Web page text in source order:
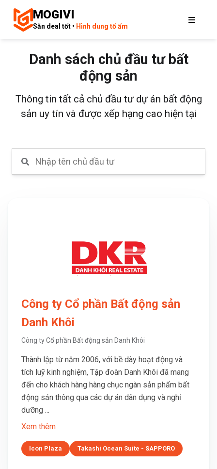
MOGIVI
Săn deal tốt • Hình dung tổ ấm
Danh sách chủ đầu tư bất
động sản
Thông tin tất cả chủ đầu tư dự án bất động
sản uy tín và được xếp hạng cao hiện tại
Công ty Cổ phần Bất động sản
Danh Khôi
Công ty Cổ phần Bất động sản Danh Khôi
Thành lập từ năm 2006, với bề dày hoạt động và
tích luỹ kinh nghiệm, Tập đoàn Danh Khôi đã mang
đến cho khách hàng hàng chục ngàn sản phẩm bất
động sản thông qua các dự án dân dụng và nghỉ
dưỡng ...
Xem thêm
Icon Plaza Takashi Ocean Suite - SAPPORO